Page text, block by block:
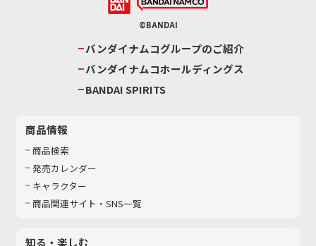
©BANDAI
バンダイナムコグループのご紹介
バンダイナムコホールディングス
BANDAI SPIRITS
商品情報
商品検索
発売カレンダー
キャラクター
商品関連サイト・SNS一覧
知る・楽しむ